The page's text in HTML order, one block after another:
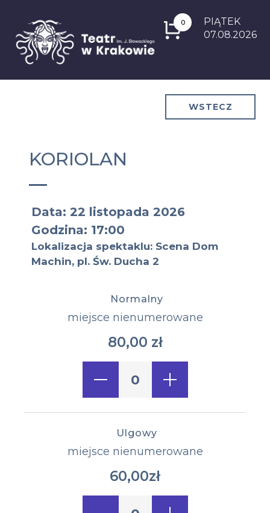
0
PIĄTEK
07.08.2026
WSTECZ
KORIOLAN
Data: 22 listopada 2026
Godzina: 17:00
Lokalizacja spektaklu: Scena Dom
Machin, pl. Św. Ducha 2
Normalny
Typ miejsca:
miejsce nienumerowane
Cena biletu:
80,00 zł
Ulgowy
miejsce nienumerowane
Cena biletu:
60,00zł